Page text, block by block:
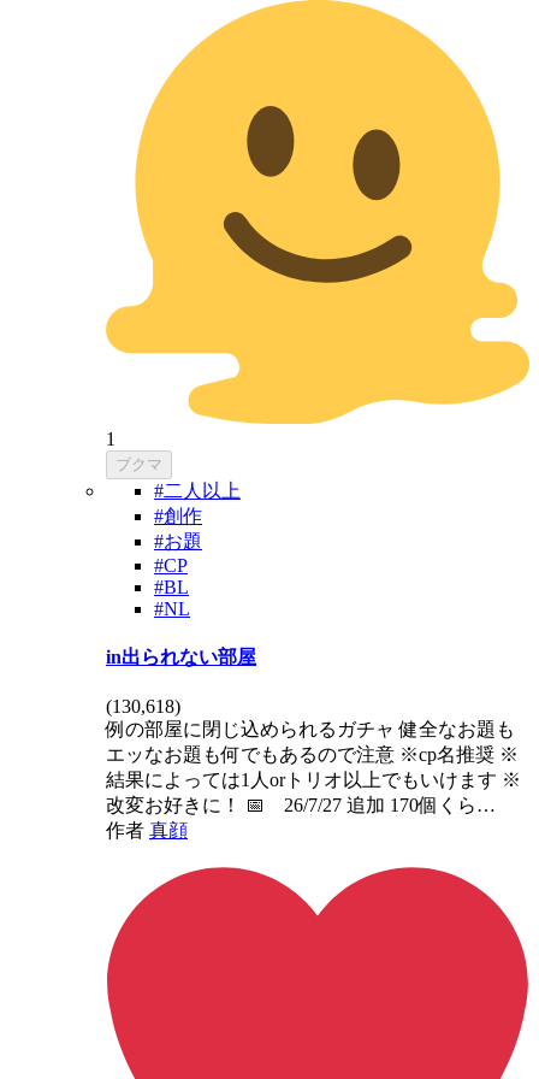
1
ブクマ
#二人以上
#創作
#お題
#CP
#BL
#NL
in出られない部屋
(130,618)
例の部屋に閉じ込められるガチャ 健全なお題も
エッなお題も何でもあるので注意 ※cp名推奨 ※
結果によっては1人orトリオ以上でもいけます ※
改変お好きに！ 📅 26/7/27 追加 170個くら…
作者 真顔